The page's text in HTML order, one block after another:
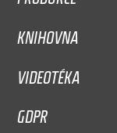
KNIHOVNA
VIDEOTÉKA
GDPR